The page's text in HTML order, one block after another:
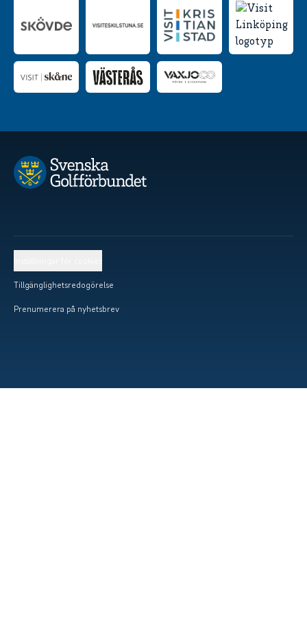
Tillgänglighetsredogörelse
Prenumerera på nyhetsbrev